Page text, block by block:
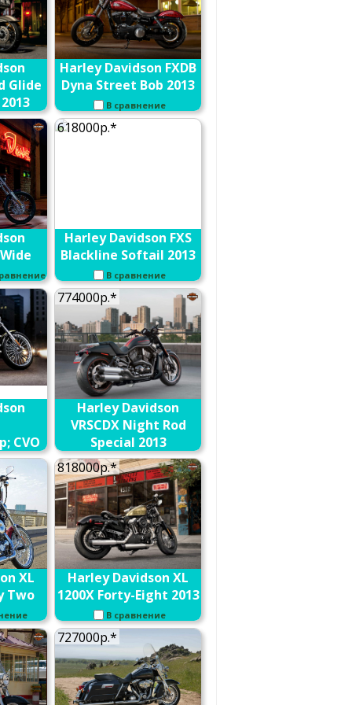
Glide
Harley Davidson FXDB
Dyna Street Bob 2013
В сравнение
618000р.*
Harley Davidson FXS
Blackline Softail 2013
В сравнение
CVO
774000р.*
Harley Davidson
VRSCDX Night Rod
Special 2013
В сравнение
XL
Two
818000р.*
Harley Davidson XL
1200X Forty-Eight 2013
В сравнение
727000р.*